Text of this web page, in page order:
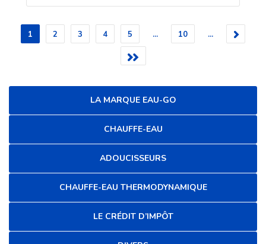
1 2 3 4 5 ... 10 ...
LA MARQUE EAU-GO
CHAUFFE-EAU
ADOUCISSEURS
CHAUFFE-EAU THERMODYNAMIQUE
LE CRÉDIT D’IMPÔT